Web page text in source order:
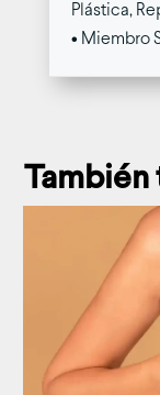
Plástica,
• Miembro